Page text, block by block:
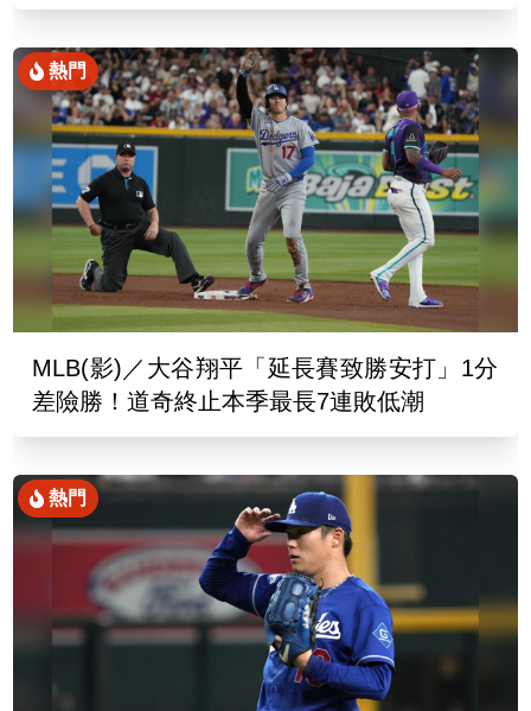
熱門
MLB(影)／大谷翔平「延長賽致勝安打」1分
差險勝！道奇終止本季最長7連敗低潮
熱門